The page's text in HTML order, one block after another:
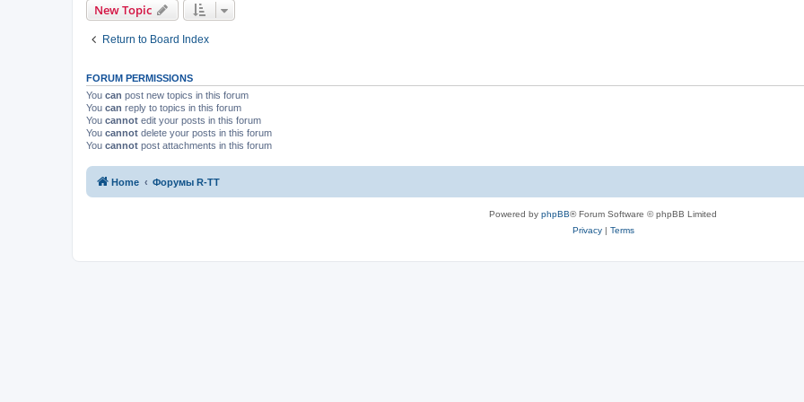
e
New Topic
Return to Board Index
FORUM PERMISSIONS
You can post new topics in this forum
You can reply to topics in this forum
You cannot edit your posts in this forum
You cannot delete your posts in this forum
You cannot post attachments in this forum
Home Форумы R-TT
Powered by phpBB® Forum Software © phpBB Limited
Privacy| Terms